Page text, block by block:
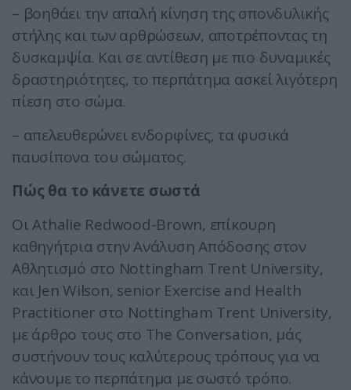
– βοηθάει την απαλή κίνηση της σπονδυλικής
στήλης και των αρθρώσεων, αποτρέποντας τη
δυσκαμψία. Και σε αντίθεση με πιο δυναμικές
δραστηριότητες, το περπάτημα ασκεί λιγότερη
πίεση στο σώμα.
– απελευθερώνει ενδορφίνες, τα φυσικά
παυσίπονα του σώματος.
Πώς θα το κάνετε σωστά
Οι Athalie Redwood-Brown, επίκουρη
καθηγήτρια στην Ανάλυση Απόδοσης στον
Αθλητισμό στο Nottingham Trent University,
και Jen Wilson, senior Exercise and Health
Practitioner στο Nottingham Trent University,
με άρθρο τους στο The Conversation, μάς
συστήνουν τους καλύτερους τρόπους για να
κάνουμε το περπάτημα με σωστό τρόπο.